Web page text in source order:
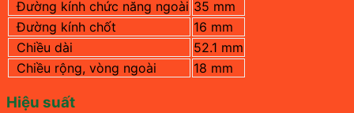
Đường kính chức năng ngoài 35 mm
Đường kính chốt
16 mm
Chiều dài
52.1 mm
Chiều rộng, vòng ngoài
18 mm
Hiệu suất